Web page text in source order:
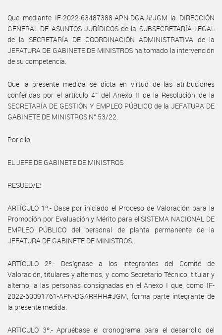
Que mediante IF-2022-63487388-APN-DGAJ#JGM la DIRECCIÓN
GENERAL DE ASUNTOS JURÍDICOS de la SUBSECRETARÍA LEGAL
de la SECRETARÍA DE COORDINACIÓN ADMINISTRATIVA de la
JEFATURA DE GABINETE DE MINISTROS ha tomado la intervención
de su competencia.
Que la presente medida se dicta en virtud de las atribuciones
conferidas por el artículo 4° del Anexo II de la Resolución de la
SECRETARÍA DE GESTIÓN Y EMPLEO PÚBLICO de la JEFATURA DE
GABINETE DE MINISTROS N° 53/22.
Por ello,
EL JEFE DE GABINETE DE MINISTROS
RESUELVE:
ARTÍCULO 1º.- Dase por iniciado el Proceso de Valoración para la
Promoción por Evaluación y Mérito para el SISTEMA NACIONAL DE
EMPLEO PÚBLICO del personal de planta permanente de la
JEFATURA DE GABINETE DE MINISTROS.
ARTÍCULO 2º.- Desígnase a los integrantes del Comité de
Valoración, titulares y alternos, y como Secretario Técnico, titular y
alterno, a las personas consignadas en el Anexo I que, como IF-
2022-60091761-APN-DGARRHH#JGM, forma parte integrante de
la presente medida.
ARTÍCULO 3º.- Apruébase el cronograma para el desarrollo del